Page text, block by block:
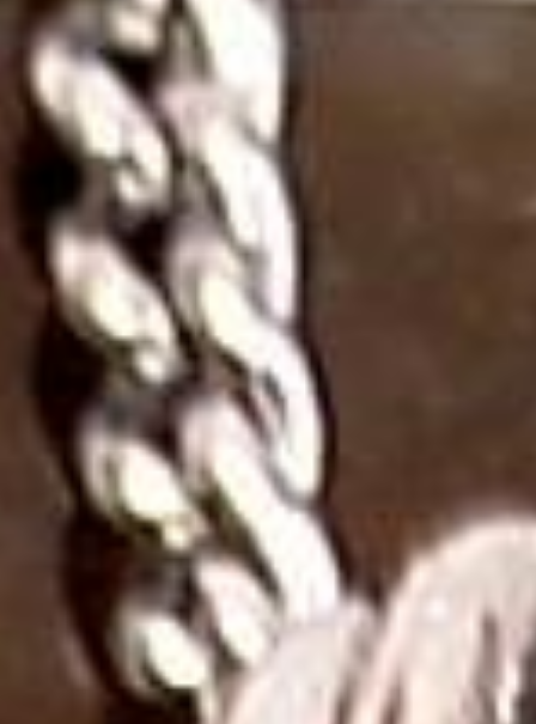
amaçlı kullanıldığı bilinmektedir.
Rutil Kuvars Taşı Kolye Modelleri
Rutil kuvars taşı kolye modelleri, taşın benzersiz
inklüzyonları ve doğal parlaklığı sayesinde çeşitli
tasarımlarda sunulmaktadır. Farklı stillerde tasarlanan
kolyeler, her zevke hitap eden geniş bir yelpazeye sahiptir:
Minimalist Kolye Modelleri:
arayanlar için, tek bir rutil kuvars taşının ince bir zincir
üzerinde kullanıldığı minimalist kolyeler idealdir.
Günlük kullanım için mükemmel bir tercih olan bu
modeller, taşın doğal güzelliğini ön plana çıkarır.
Doğal Kesim Kolye Modelleri:
kuvars taşlarının kullanıldığı kolyeler, taşın doğallığını
korur ve bohem bir görünüm sunar. Her bir taşın
benzersiz yapısı nedeniyle, bu kolyeler eşsiz ve
özgündür.
Gümüş veya Altın Çerçeveli Kolyeler:
taşının, gümüş veya altın çerçeveli bir tasarımla
sunulduğu modeller, daha zarif ve lüks bir görünüm